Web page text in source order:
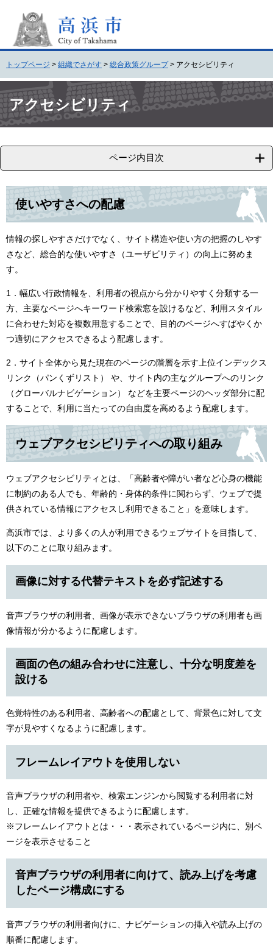
頭
で
す
。
飛
ば
し
て
本
へ
トップページ > 組織でさがす > 総合政策グループ > アクセシビリティ
文 アクセシビリティ
ページ内目次
使いやすさへの配慮
情報の探しやすさだけでなく、サイト構造や使い方の把握のしやす
さなど、総合的な使いやすさ（ユーザビリティ）の向上に努めま
す。
1．幅広い行政情報を、利用者の視点から分かりやすく分類する一
方、主要なページへキーワード検索窓を設けるなど、利用スタイル
に合わせた対応を複数用意することで、目的のページへすばやくか
つ適切にアクセスできるよう配慮します。
2．サイト全体から見た現在のページの階層を示す上位インデックス
リンク（パンくずリスト） や、サイト内の主なグループへのリンク
（グローバルナビゲーション） などを主要ページのヘッダ部分に配
することで、利用に当たっての自由度を高めるよう配慮します。
ウェブアクセシビリティへの取り組み
ウェブアクセシビリティとは、「高齢者や障がい者など心身の機能
に制約のある人でも、年齢的・身体的条件に関わらず、ウェブで提
供されている情報にアクセスし利用できること」を意味します。
高浜市では、より多くの人が利用できるウェブサイトを目指して、
以下のことに取り組みます。
画像に対する代替テキストを必ず記述する
音声ブラウザの利用者、画像が表示できないブラウザの利用者も画
像情報が分かるように配慮します。
画面の色の組み合わせに注意し、十分な明度差を
設ける
色覚特性のある利用者、高齢者への配慮として、背景色に対して文
字が見やすくなるように配慮します。
フレームレイアウトを使用しない
音声ブラウザの利用者や、検索エンジンから閲覧する利用者に対
し、正確な情報を提供できるように配慮します。
※フレームレイアウトとは・・・表示されているページ内に、別ペ
ージを表示させること
音声ブラウザの利用者に向けて、読み上げを考慮
したページ構成にする
音声ブラウザの利用者向けに、ナビゲーションの挿入や読み上げの
順番に配慮します。